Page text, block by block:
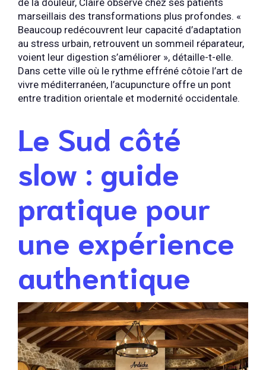
marseillais des transformations plus profondes. «
Beaucoup redécouvrent leur capacité d’adaptation
au stress urbain, retrouvent un sommeil réparateur,
voient leur digestion s’améliorer », détaille-t-elle.
Dans cette ville où le rythme effréné côtoie l’art de
vivre méditerranéen, l’acupuncture offre un pont
entre tradition orientale et modernité occidentale.
Le Sud côté
slow : guide
pratique pour
une expérience
authentique